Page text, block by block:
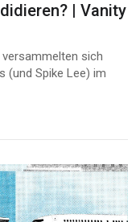
| Vanity
sich
(und Spike Lee) im